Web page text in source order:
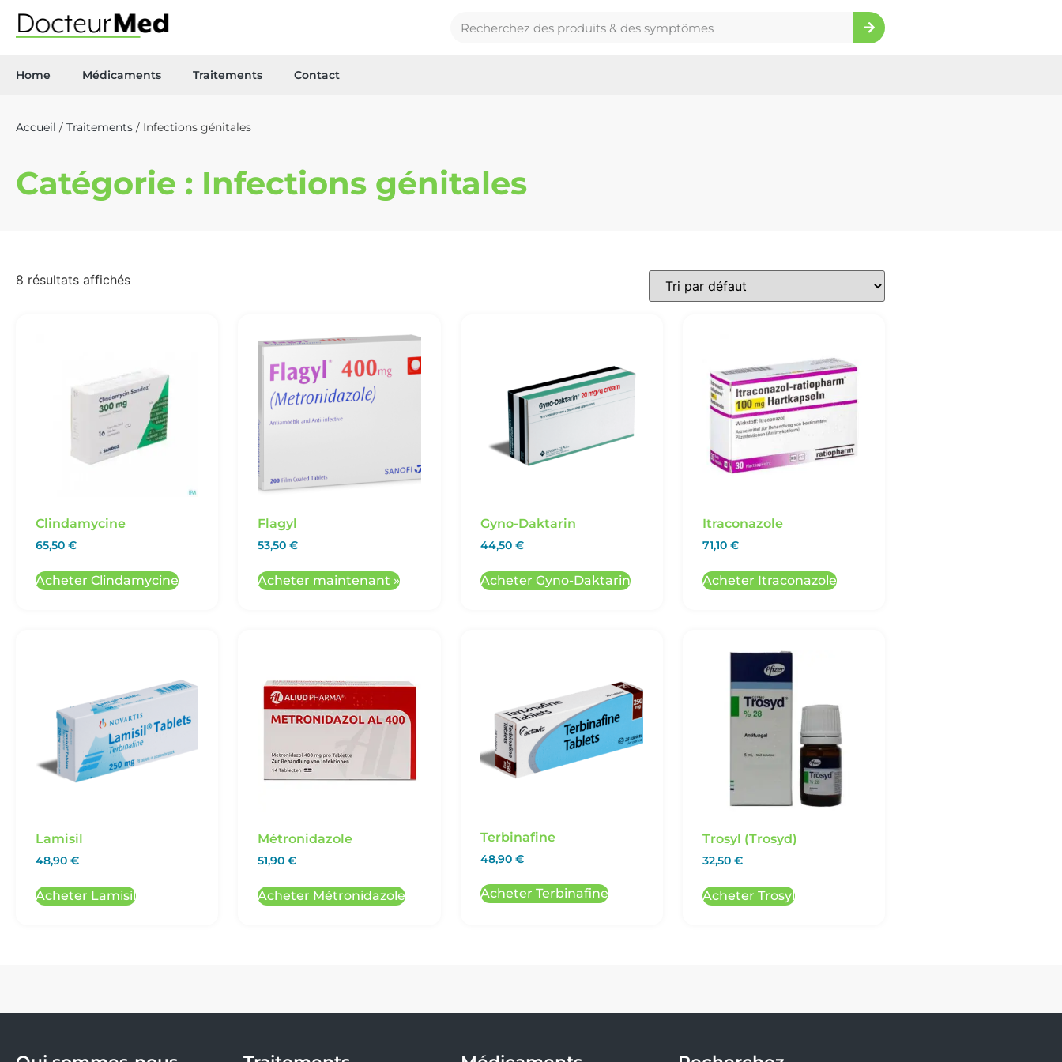
Home Médicaments Traitements Contact
Accueil / Traitements / Infections génitales
Catégorie : Infections génitales
8 résultats affichés
Clindamycine
65,50 €
Acheter Clindamycine
Flagyl
53,50€
Acheter maintenant »
Gyno-Daktarin
44,50 €
Acheter Gyno-Daktarin
Itraconazole
71,10 €
Acheter Itraconazole
Lamisil
48,90 €
Acheter Lamisil
Métronidazole
51,90€
Acheter Métronidazole
Terbinafine
48,90 €
Acheter Terbinafine
Trosyl (Trosyd)
32,50 €
Acheter Trosyl